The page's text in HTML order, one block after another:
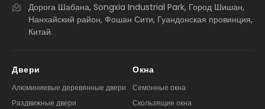
Дорога Шабана, Songxia Industrial Park, Город Шишан,
Нанхайский район, Фошан Сити, Гуандонская провинция,
Китай.
Двери
Алюминиевые деревянные двери
Раздвижные двери
Окна
Семонные окна
Скользящие окна